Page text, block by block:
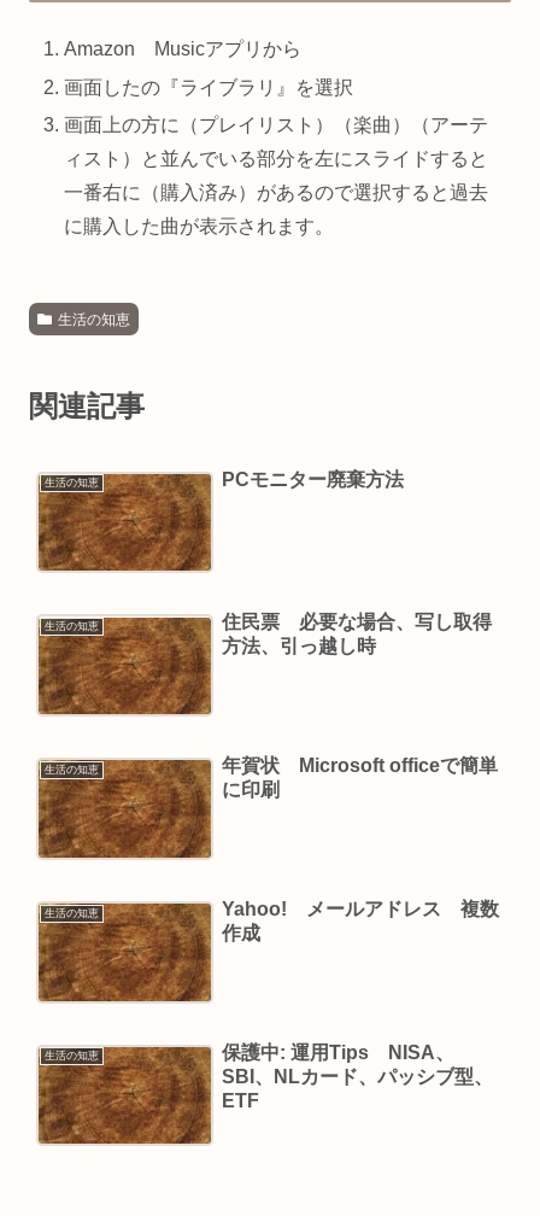
Amazon Musicアプリから
画面したの『ライブラリ』を選択
画面上の方に（プレイリスト）（楽曲）（アーテ
ィスト）と並んでいる部分を左にスライドすると
一番右に（購入済み）があるので選択すると過去
に購入した曲が表示されます。
生活の知恵
関連記事
生活の知恵 PCモニター廃棄方法
生活の知恵
住民票 必要な場合、写し取得
方法、引っ越し時
生活の知恵
年賀状 Microsoft officeで簡単
に印刷
生活の知恵
Yahoo! メールアドレス 複数
作成
生活の知恵
保護中: 運用Tips NISA、
SBI、NLカード、パッシブ型、
ETF